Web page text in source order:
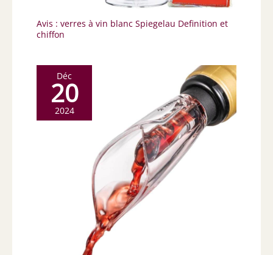
Avis : verres à vin blanc Spiegelau Definition et
chiffon
Déc
20
2024